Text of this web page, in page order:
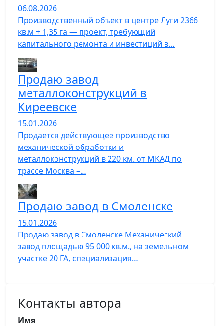
06.08.2026
Производственный объект в центре Луги 2366
кв.м + 1,35 га — проект, требующий
капитального ремонта и инвестиций в…
Продаю завод
металлоконструкций в
Киреевске
15.01.2026
Продается действующее производство
механической обработки и
металлоконструкций в 220 км. от МКАД по
трассе Москва –…
Продаю завод в Смоленске
15.01.2026
Продаю завод в Смоленске Механический
завод площадью 95 000 кв.м., на земельном
участке 20 ГА, специализация…
Контакты автора
Имя